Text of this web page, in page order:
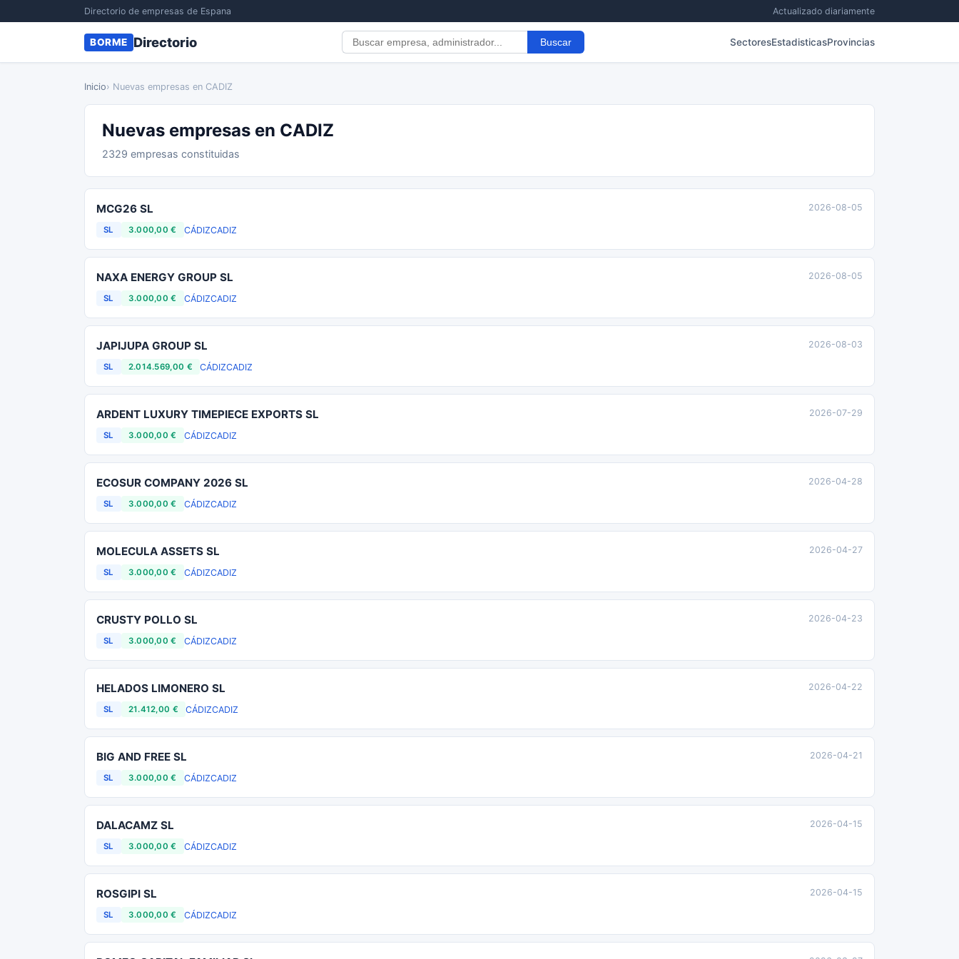
Directorio de empresas de Espana Actualizado diariamente
BORME Directorio Buscar SectoresEstadisticasProvincias
Inicio› Nuevas empresas en CADIZ
Nuevas empresas en CADIZ
2329 empresas constituidas
MCG26 SL
SL 3.000,00 € CÁDIZCADIZ
2026-08-05
NAXA ENERGY GROUP SL
SL 3.000,00 € CÁDIZCADIZ
2026-08-05
JAPIJUPA GROUP SL
SL 2.014.569,00 € CÁDIZCADIZ
2026-08-03
ARDENT LUXURY TIMEPIECE EXPORTS SL
SL 3.000,00 € CÁDIZCADIZ
2026-07-29
ECOSUR COMPANY 2026 SL
SL 3.000,00 € CÁDIZCADIZ
2026-04-28
MOLECULA ASSETS SL
SL 3.000,00 € CÁDIZCADIZ
2026-04-27
CRUSTY POLLO SL
SL 3.000,00 € CÁDIZCADIZ
2026-04-23
HELADOS LIMONERO SL
SL 21.412,00 € CÁDIZCADIZ
2026-04-22
BIG AND FREE SL
SL 3.000,00 € CÁDIZCADIZ
2026-04-21
DALACAMZ SL
SL 3.000,00 € CÁDIZCADIZ
2026-04-15
ROSGIPI SL
SL 3.000,00 € CÁDIZCADIZ
2026-04-15